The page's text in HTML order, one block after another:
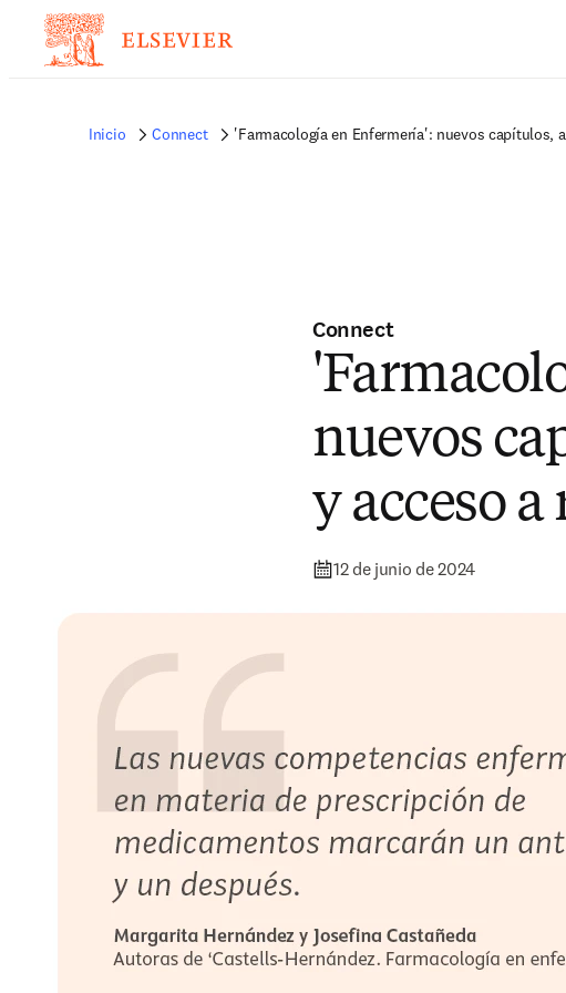
Inicio Connect 'Farmacología en Enfermería': nuevos capítulos,
Connect
nuevos
y acceso
12 de junio de 2024